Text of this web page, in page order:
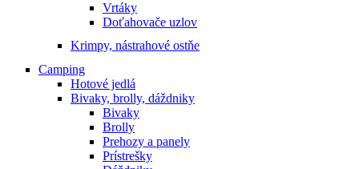
Vrtáky
Doťahovače uzlov
Krimpy, nástrahové ostňe
Camping
Hotové jedlá
Bivaky, brolly, dáždniky
Bivaky
Brolly
Prehozy a panely
Prístrešky